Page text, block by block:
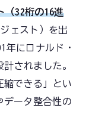
（32桁の16進
ェスト）を出
年にロナルド・
されました。
縮できる」とい
データ整合性の